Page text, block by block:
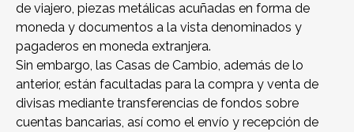
de viajero, piezas metálicas acuñadas en forma de
moneda y documentos a la vista denominados y
pagaderos en moneda extranjera.
Sin embargo, las Casas de Cambio, además de lo
anterior, están facultadas para la compra y venta de
divisas mediante transferencias de fondos sobre
cuentas bancarias, así como el envío y recepción de